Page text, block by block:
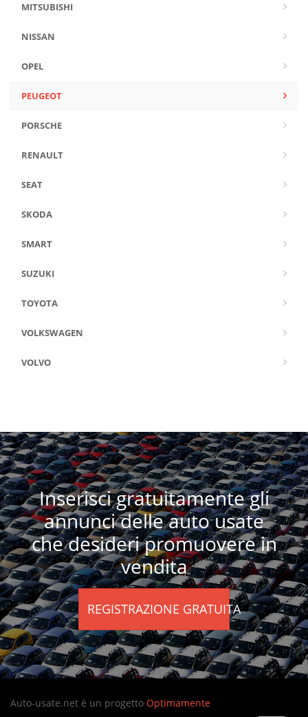
MITSUBISHI
NISSAN
OPEL
PEUGEOT
PORSCHE
RENAULT
SEAT
SKODA
SMART
SUZUKI
TOYOTA
VOLKSWAGEN
VOLVO
Inserisci gratuitamente gli
annunci delle auto usate
che desideri promuovere in
vendita
REGISTRAZIONE GRATUITA
Auto-usate.net è un progetto Optimamente